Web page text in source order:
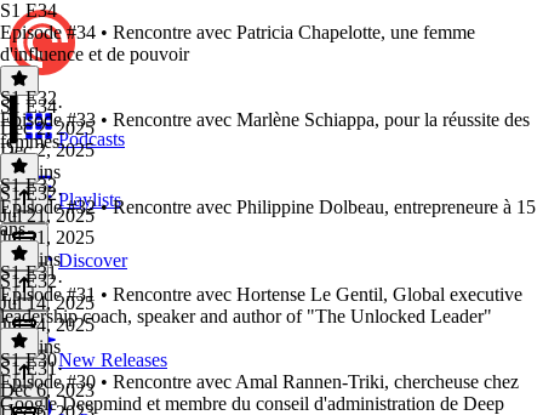
Podcasts
Playlists
Discover
New Releases
S1 E34
Episode #34 • Rencontre avec Patricia Chapelotte, une femme
d'influence et de pouvoir
S1 E34·
Dec 2, 2025
Dec 2, 2025
23 mins
S1 E32
Episode #33 • Rencontre avec Marlène Schiappa, pour la réussite des
femmes
S1 E32·
Jul 21, 2025
Jul 21, 2025
23 mins
S1 E32
Episode #32 • Rencontre avec Philippine Dolbeau, entrepreneure à 15
ans
S1 E32·
Jul 14, 2025
Jul 14, 2025
39 mins
S1 E31
Episode #31 • Rencontre avec Hortense Le Gentil, Global executive
leadership coach, speaker and author of "The Unlocked Leader"
S1 E31·
Dec 6, 2023
S1 E30
Episode #30 • Rencontre avec Amal Rannen-Triki, chercheuse chez
Google Deepmind et membre du conseil d'administration de Deep